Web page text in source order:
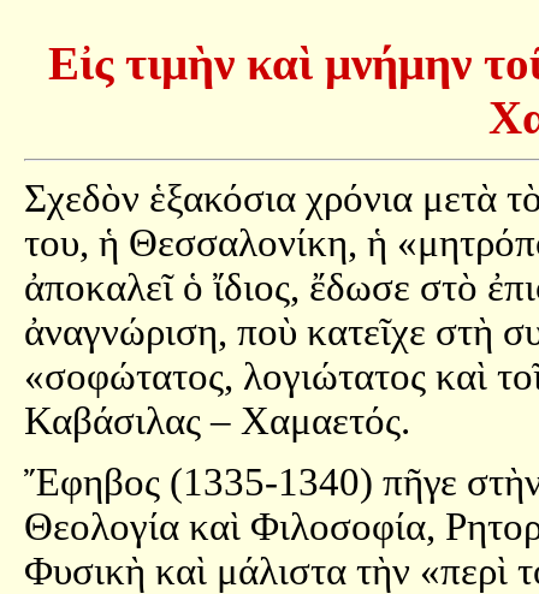
Εἰς τιμὴν καὶ μνήμην
Σχεδὸν ἑξακόσια χρόνια μετὰ
του, ἡ Θεσσαλονίκη, ἡ
ἀποκαλεῖ ὁ ἴδιος, ἔδωσε στὸ
ἀναγνώριση, ποὺ κατεῖχε στὴ
«σοφώτατος, λογιώτατος καὶ
Καβάσιλας – Χαμαετός.
Ἔφηβος (1335-1340) πῆγε
Θεολογία καὶ Φιλοσοφία,
Φυσικὴ καὶ μάλιστα τὴν «περὶ